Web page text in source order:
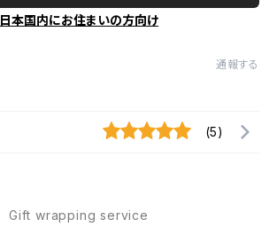
日本国内にお住まいの方向け
通報する
(5)
Gift wrapping service